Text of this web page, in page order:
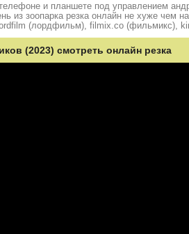
и планшете под управлением
из зоопарка резка онлайн не хуже чем
(лордфильм), filmix.co (фильмикс),
(2023) смотреть онлайн резка